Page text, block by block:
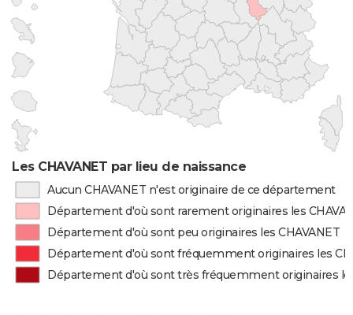
Les CHAVANET par lieu de naissance
Aucun CHAVANET n'est originaire de ce département
Département d'où sont rarement originaires les
Département d'où sont peu originaires les CHAVANET
Département d'où sont fréquemment originaires les
Département d'où sont très fréquemment originaires